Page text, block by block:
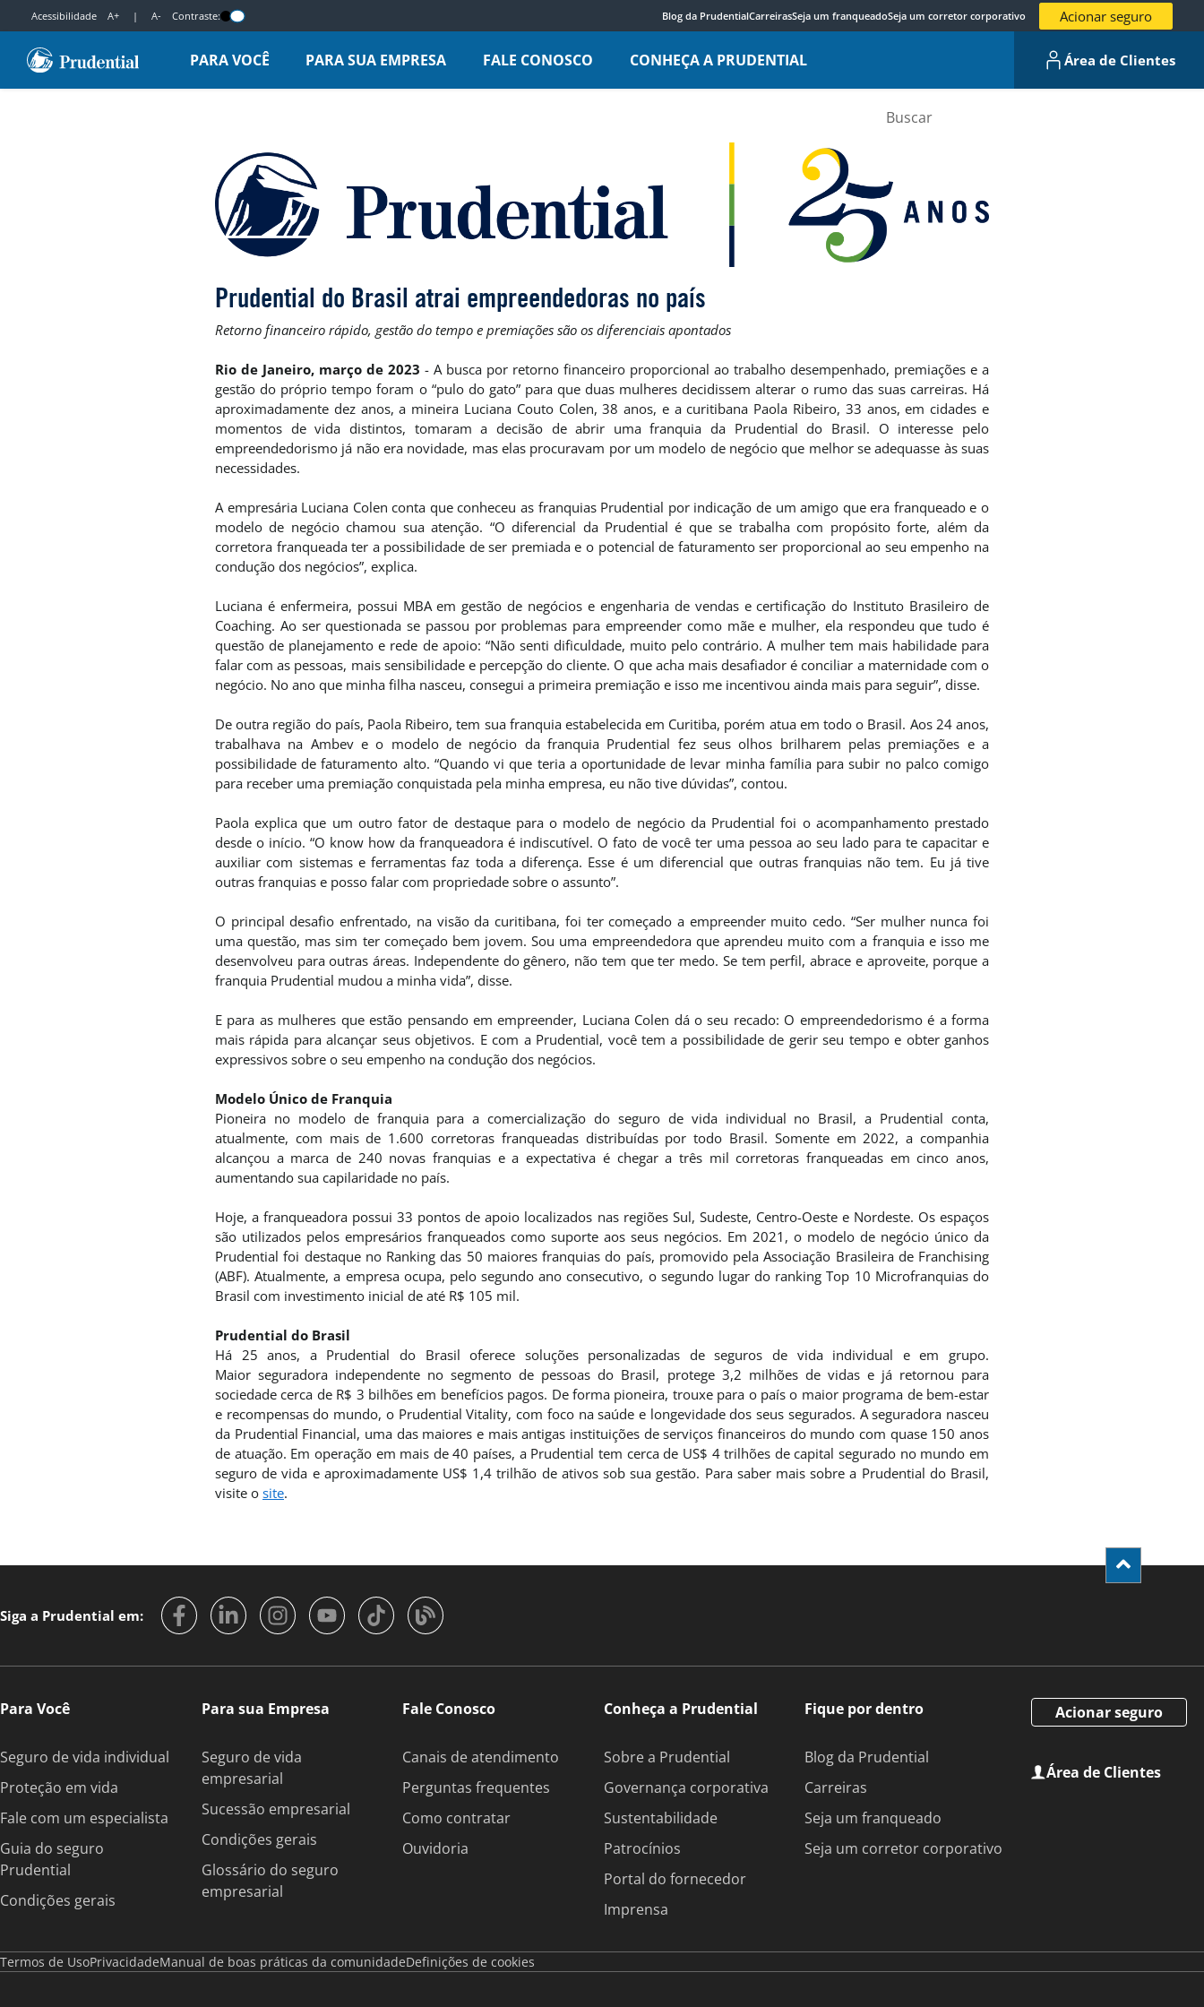
Acessibilidade A+ | A- Contraste: Blog da PrudentialCarreirasSeja um franqueadoSeja um corretor corporativo Acionar seguro
PARA VOCÊ PARA SUA EMPRESA FALE CONOSCO CONHEÇA A PRUDENTIAL Área de Clientes
Prudential do Brasil atrai empreendedoras no país
Retorno financeiro rápido, gestão do tempo e premiações são os diferenciais apontados
Rio de Janeiro, março de 2023 - A busca por retorno financeiro proporcional ao trabalho desempenhado, premiações e a
gestão do próprio tempo foram o “pulo do gato” para que duas mulheres decidissem alterar o rumo das suas carreiras. Há
aproximadamente dez anos, a mineira Luciana Couto Colen, 38 anos, e a curitibana Paola Ribeiro, 33 anos, em cidades e
momentos de vida distintos, tomaram a decisão de abrir uma franquia da Prudential do Brasil. O interesse pelo
empreendedorismo já não era novidade, mas elas procuravam por um modelo de negócio que melhor se adequasse às suas
necessidades.
A empresária Luciana Colen conta que conheceu as franquias Prudential por indicação de um amigo que era franqueado e o
modelo de negócio chamou sua atenção. “O diferencial da Prudential é que se trabalha com propósito forte, além da
corretora franqueada ter a possibilidade de ser premiada e o potencial de faturamento ser proporcional ao seu empenho na
condução dos negócios”, explica.
Luciana é enfermeira, possui MBA em gestão de negócios e engenharia de vendas e certificação do Instituto Brasileiro de
Coaching. Ao ser questionada se passou por problemas para empreender como mãe e mulher, ela respondeu que tudo é
questão de planejamento e rede de apoio: “Não senti dificuldade, muito pelo contrário. A mulher tem mais habilidade para
falar com as pessoas, mais sensibilidade e percepção do cliente. O que acha mais desafiador é conciliar a maternidade com o
negócio. No ano que minha filha nasceu, consegui a primeira premiação e isso me incentivou ainda mais para seguir”, disse.
De outra região do país, Paola Ribeiro, tem sua franquia estabelecida em Curitiba, porém atua em todo o Brasil. Aos 24 anos,
trabalhava na Ambev e o modelo de negócio da franquia Prudential fez seus olhos brilharem pelas premiações e a
possibilidade de faturamento alto. “Quando vi que teria a oportunidade de levar minha família para subir no palco comigo
para receber uma premiação conquistada pela minha empresa, eu não tive dúvidas”, contou.
Paola explica que um outro fator de destaque para o modelo de negócio da Prudential foi o acompanhamento prestado
desde o início. “O know how da franqueadora é indiscutível. O fato de você ter uma pessoa ao seu lado para te capacitar e
auxiliar com sistemas e ferramentas faz toda a diferença. Esse é um diferencial que outras franquias não tem. Eu já tive
outras franquias e posso falar com propriedade sobre o assunto”.
O principal desafio enfrentado, na visão da curitibana, foi ter começado a empreender muito cedo. “Ser mulher nunca foi
uma questão, mas sim ter começado bem jovem. Sou uma empreendedora que aprendeu muito com a franquia e isso me
desenvolveu para outras áreas. Independente do gênero, não tem que ter medo. Se tem perfil, abrace e aproveite, porque a
franquia Prudential mudou a minha vida”, disse.
E para as mulheres que estão pensando em empreender, Luciana Colen dá o seu recado: O empreendedorismo é a forma
mais rápida para alcançar seus objetivos. E com a Prudential, você tem a possibilidade de gerir seu tempo e obter ganhos
expressivos sobre o seu empenho na condução dos negócios.
Modelo Único de Franquia
Pioneira no modelo de franquia para a comercialização do seguro de vida individual no Brasil, a Prudential conta,
atualmente, com mais de 1.600 corretoras franqueadas distribuídas por todo Brasil. Somente em 2022, a companhia
alcançou a marca de 240 novas franquias e a expectativa é chegar a três mil corretoras franqueadas em cinco anos,
aumentando sua capilaridade no país.
Hoje, a franqueadora possui 33 pontos de apoio localizados nas regiões Sul, Sudeste, Centro-Oeste e Nordeste. Os espaços
são utilizados pelos empresários franqueados como suporte aos seus negócios. Em 2021, o modelo de negócio único da
Prudential foi destaque no Ranking das 50 maiores franquias do país, promovido pela Associação Brasileira de Franchising
(ABF). Atualmente, a empresa ocupa, pelo segundo ano consecutivo, o segundo lugar do ranking Top 10 Microfranquias do
Brasil com investimento inicial de até R$ 105 mil.
Prudential do Brasil
Há 25 anos, a Prudential do Brasil oferece soluções personalizadas de seguros de vida individual e em grupo.
Maior seguradora independente no segmento de pessoas do Brasil, protege 3,2 milhões de vidas e já retornou para
sociedade cerca de R$ 3 bilhões em benefícios pagos. De forma pioneira, trouxe para o país o maior programa de bem-estar
e recompensas do mundo, o Prudential Vitality, com foco na saúde e longevidade dos seus segurados. A seguradora nasceu
da Prudential Financial, uma das maiores e mais antigas instituições de serviços financeiros do mundo com quase 150 anos
de atuação. Em operação em mais de 40 países, a Prudential tem cerca de US$ 4 trilhões de capital segurado no mundo em
seguro de vida e aproximadamente US$ 1,4 trilhão de ativos sob sua gestão. Para saber mais sobre a Prudential do Brasil,
visite o site.
Siga a Prudential em:
Para Você
Seguro de vida individual
Proteção em vida
Fale com um especialista
Guia do seguro
Prudential
Condições gerais
Para sua Empresa
Seguro de vida
empresarial
Sucessão empresarial
Condições gerais
Glossário do seguro
empresarial
Fale Conosco
Canais de atendimento
Perguntas frequentes
Como contratar
Ouvidoria
Conheça a Prudential
Sobre a Prudential
Governança corporativa
Sustentabilidade
Patrocínios
Portal do fornecedor
Imprensa
Fique por dentro
Blog da Prudential
Carreiras
Seja um franqueado
Seja um corretor corporativo
Acionar seguro
Área de Clientes
Termos de UsoPrivacidadeManual de boas práticas da comunidadeDefinições de cookies